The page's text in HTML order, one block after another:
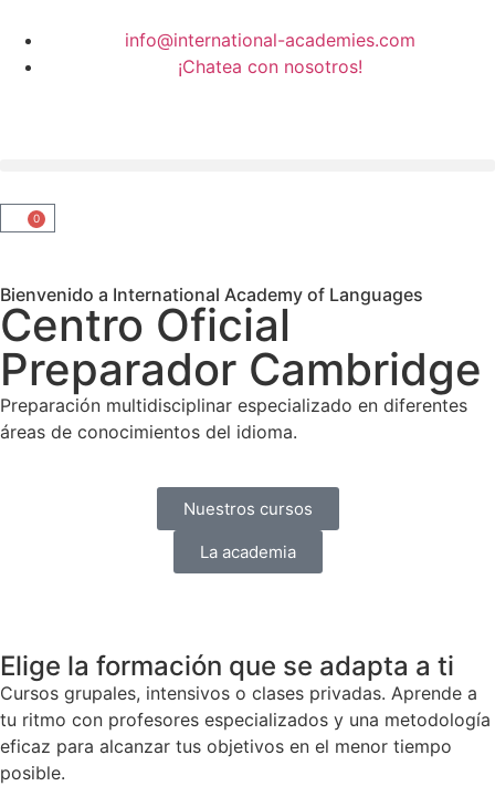
info@international-academies.com
¡Chatea con nosotros!
0
Bienvenido a International Academy of Languages
Centro Oficial
Preparador Cambridge
Preparación multidisciplinar especializado en diferentes
áreas de conocimientos del idioma.
Nuestros cursos
La academia
Elige la formación que se adapta a ti
Cursos grupales, intensivos o clases privadas. Aprende a
tu ritmo con profesores especializados y una metodología
eficaz para alcanzar tus objetivos en el menor tiempo
posible.